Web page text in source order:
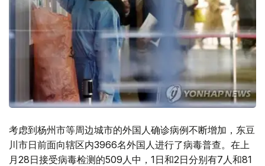
考虑到杨州市等周边城市的外国人确诊病例不断增加，东豆
川市日前面向辖区内3966名外国人进行了病毒普查。在上
月28日接受病毒检测的509人中，1日和2日分别有7人和81